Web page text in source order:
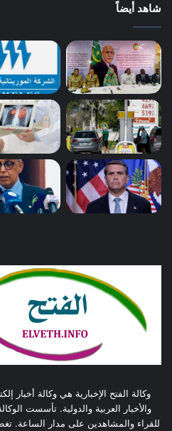
شاهد أيضاً
وكالة الفتح الإخبارية هي وكالة أخبار
والأخبار العربية والدولية. تأسست
للقراء والمشاهدين على مدار الساعة.